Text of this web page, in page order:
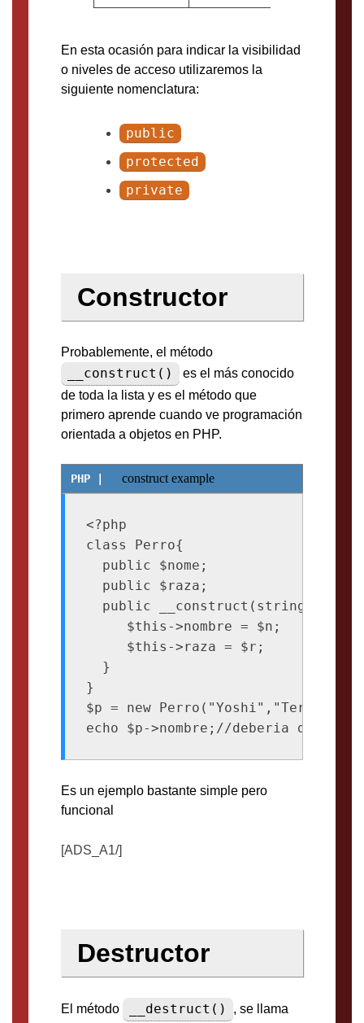
En esta ocasión para indicar la visibilidad
o niveles de acceso utilizaremos la
siguiente nomenclatura:
public
protected
private
Constructor
Probablemente, el método
__construct()
es el más conocido
de toda la lista y es el método que
primero aprende cuando ve programación
orientada a objetos en PHP.
construct example
<?php
class Perro{
  public $nome;
  public $raza;
public __construct(string
     $this->nombre = $n;
     $this->raza = $r;
  }
}
$p = new Perro("Yoshi","Terrier");
Es un ejemplo bastante simple pero
funcional
[ADS_A1/]
Destructor
El método __destruct()
, se llama